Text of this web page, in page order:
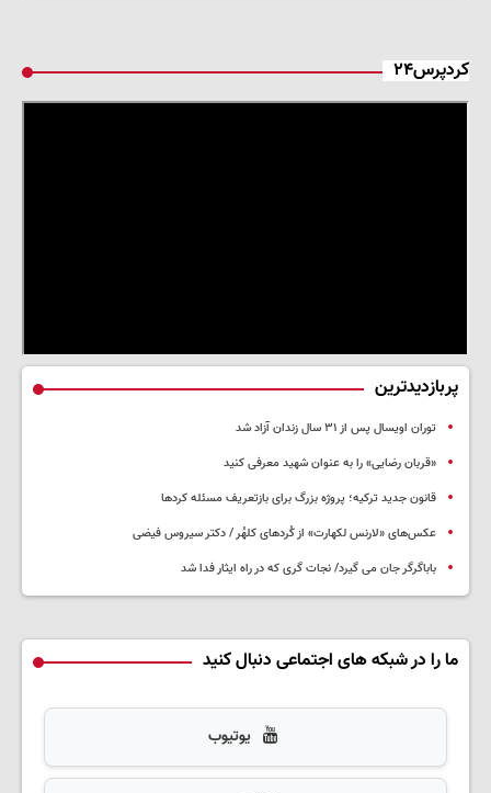
کردپرس۲۴
پربازدیدترین
توران اویسال پس از ۳۱ سال زندان آزاد شد
«قربان رضایی» را به عنوان شهید معرفی کنید
قانون جدید ترکیه؛ پروژه بزرگ‌ برای بازتعریف مسئله کردها
عکس‌های «لارنس لکهارت» از کُردهای کلهُر / دکتر سیروس فیضی
باباگرگر جان می گیرد/ نجات گری که در راه ایثار فدا شد
ما را در شبکه های اجتماعی دنبال کنید
یوتیوب